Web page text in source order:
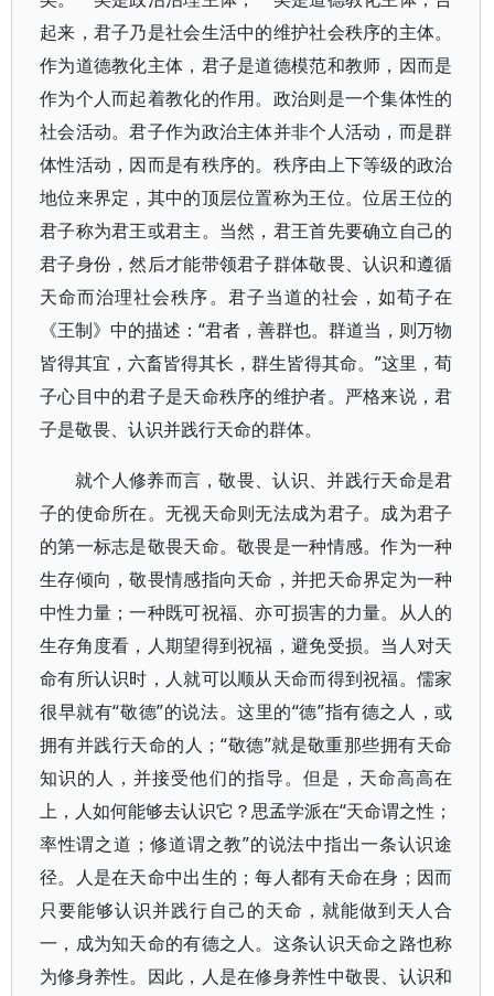
起来，君子乃是社会生活中的维护社会秩序的主体。
作为道德教化主体，君子是道德模范和教师，因而是
作为个人而起着教化的作用。政治则是一个集体性的
社会活动。君子作为政治主体并非个人活动，而是群
体性活动，因而是有秩序的。秩序由上下等级的政治
地位来界定，其中的顶层位置称为王位。位居王位的
君子称为君王或君主。当然，君王首先要确立自己的
君子身份，然后才能带领君子群体敬畏、认识和遵循
天命而治理社会秩序。君子当道的社会，如荀子在
《王制》中的描述：“君者，善群也。群道当，则万物
皆得其宜，六畜皆得其长，群生皆得其命。”这里，荀
子心目中的君子是天命秩序的维护者。严格来说，君
子是敬畏、认识并践行天命的群体。
就个人修养而言，敬畏、认识、并践行天命是君
子的使命所在。无视天命则无法成为君子。成为君子
的第一标志是敬畏天命。敬畏是一种情感。作为一种
生存倾向，敬畏情感指向天命，并把天命界定为一种
中性力量；一种既可祝福、亦可损害的力量。从人的
生存角度看，人期望得到祝福，避免受损。当人对天
命有所认识时，人就可以顺从天命而得到祝福。儒家
很早就有“敬德”的说法。这里的“德”指有德之人，或
拥有并践行天命的人；“敬德”就是敬重那些拥有天命
知识的人，并接受他们的指导。但是，天命高高在
上，人如何能够去认识它？思孟学派在“天命谓之性；
率性谓之道；修道谓之教”的说法中指出一条认识途
径。人是在天命中出生的；每人都有天命在身；因而
只要能够认识并践行自己的天命，就能做到天人合
一，成为知天命的有德之人。这条认识天命之路也称
为修身养性。因此，人是在修身养性中敬畏、认识和